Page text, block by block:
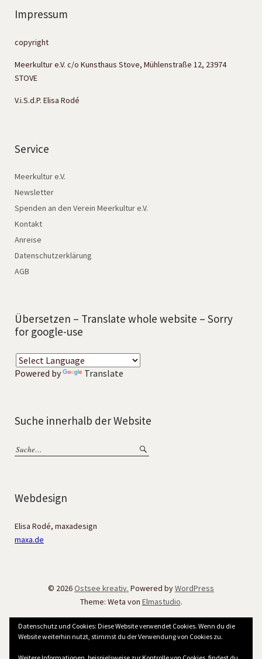
Impressum
copyright
Meerkultur e.V. c/o Kunsthaus Stove, Mühlenstraße 12, 23974
STOVE
V.i.S.d.P. Elisa Rodé
Service
Meerkultur e.V.
Newsletter
Spenden an den Verein Meerkultur e.V.
Kontakt
Anreise
Datenschutzerklärung
AGB
Übersetzen – Translate whole website – Sorry
for google-use
Powered by Translate
Suche innerhalb der Website
Webdesign
Elisa Rodé, maxadesign
maxa.de
© 2026Ostsee kreativ. Powered byWordPress
Theme: Weta von Elmastudio.